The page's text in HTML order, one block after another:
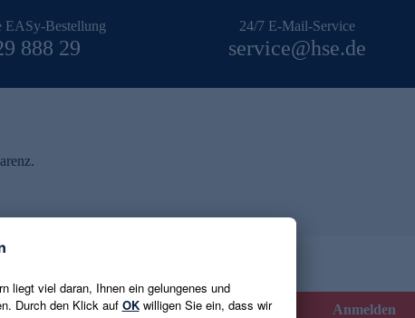
EASy-Bestellung
888 29
24/7 E-Mail-Service
service@hse.de
E-Mail-Adresse eingeben Anmelden